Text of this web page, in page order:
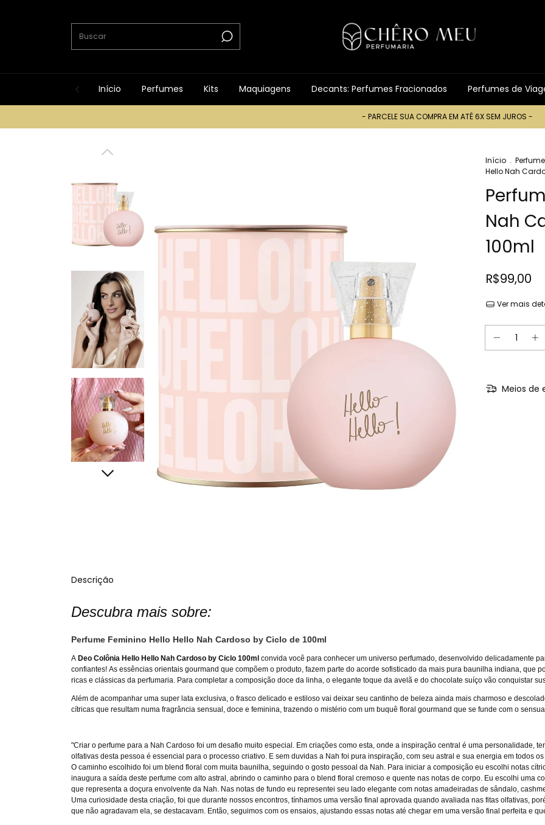
Início Perfumes Kits Maquiagens Decants: Perfumes Fracionados Perfumes de
- PARCELE SUA COMPRA EM ATÉ 6X SEM JUROS - -
Início .
Hello Nah
Nah
100ml
R$99,00
Ver mais
Meios de
Descrição
Descubra mais sobre:
Perfume Feminino Hello Hello Nah Cardoso by Ciclo de 100ml
A Deo Colônia Hello Hello Nah Cardoso by Ciclo 100ml convida você para conhecer um universo perfumado, desenvolvido delicadamente
confiantes! As essências orientais gourmand que compõem o produto, fazem parte do acorde sofisticado da mais pura baunilha indiana, que
ricas e clássicas da perfumaria. Para completar a composição doce da linha, o elegante toque da avelã e do chocolate suíço vão conquistar
Além de acompanhar uma super lata exclusiva, o frasco delicado e estiloso vai deixar seu cantinho de beleza ainda mais charmoso e
cítricas que resultam numa fragrância sensual, doce e feminina, trazendo o mistério com um buquê floral gourmand que se funde com o
"Criar o perfume para a Nah Cardoso foi um desafio muito especial. Em criações como esta, onde a inspiração central é uma personalidade,
olfativas desta pessoa é essencial para o processo criativo. E sem duvidas a Nah foi pura inspiração, com seu astral e sua energia em todos
O caminho escolhido foi um blend floral com muita baunilha, seguindo o gosto pessoal da Nah. Para iniciar a composição eu escolhi notas
inaugura a saída deste perfume com alto astral, abrindo o caminho para o blend floral cremoso e quente nas notas de corpo. Eu escolhi uma
que representa a doçura envolvente da Nah. Nas notas de fundo eu representei seu lado elegante com notas amadeiradas de sândalo,
Uma curiosidade desta criação, foi que durante nossos encontros, tínhamos uma versão final aprovada quando avaliada nas fitas olfativas,
que não agradavam ela, se destacavam. Então, seguimos com os ensaios, ajustando essas notas até chegar em uma versão final perfeita e